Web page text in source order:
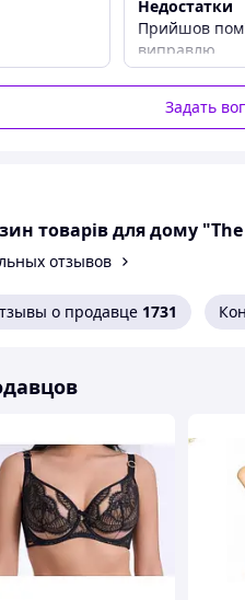
бретели с
бретелей классическим
— идеально подходит под
в себе каждый день с
Недостатки
Прийшов
виправлю.
Задать
товарів для дому
отзывов
о продавце 1731